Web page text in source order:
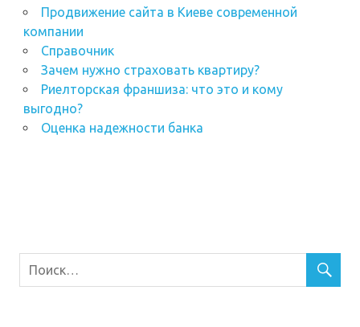
Продвижение сайта в Киеве современной
компании
Справочник
Зачем нужно страховать квартиру?
Риелторская франшиза: что это и кому
выгодно?
Оценка надежности банка